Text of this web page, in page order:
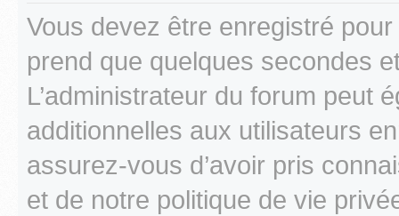
Vous devez être enregistré
prend que quelques secondes
L’administrateur du forum peut
additionnelles aux utilisateurs
assurez-vous d’avoir pris
et de notre politique de vie